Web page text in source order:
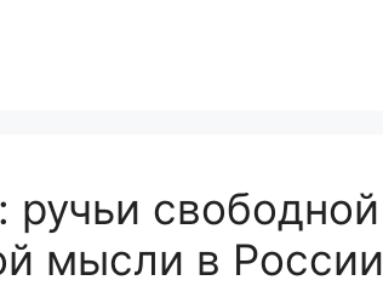
ручьи свободной
мысли в России